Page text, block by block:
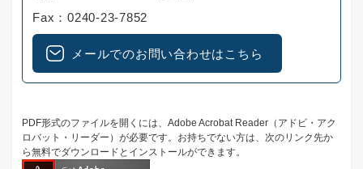
Fax：0240-23-7852
メールでのお問い合わせはこちら
PDF形式のファイルを開くには、Adobe Acrobat Reader（アドビ・アク
ロバット・リーダー）が必要です。お持ちでない方は、次のリンク先か
ら無料でダウンロードとインストールができます。